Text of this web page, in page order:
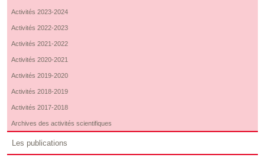
Activités 2023-2024
Activités 2022-2023
Activités 2021-2022
Activités 2020-2021
Activités 2019-2020
Activités 2018-2019
Activités 2017-2018
Archives des activités scientifiques
Les publications